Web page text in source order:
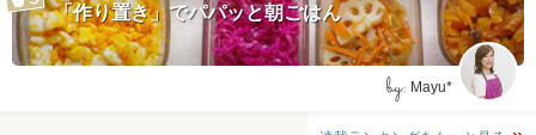
「作り置き」でパパッと朝ごはん
by: Mayu*